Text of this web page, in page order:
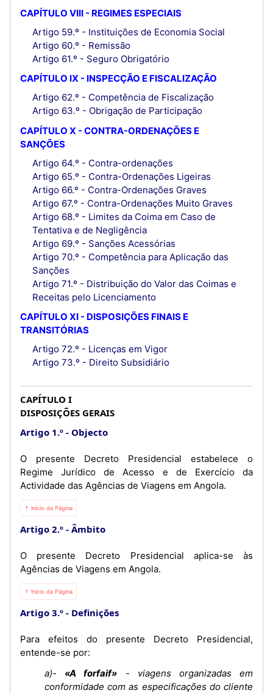
CAPÍTULO VIII - REGIMES ESPECIAIS
Artigo 59.º - Instituições de Economia Social
Artigo 60.º - Remissão
Artigo 61.º - Seguro Obrigatório
CAPÍTULO IX - INSPECÇÃO E FISCALIZAÇÃO
Artigo 62.º - Competência de Fiscalização
Artigo 63.º - Obrigação de Participação
CAPÍTULO X - CONTRA-ORDENAÇÕES E
SANÇÕES
Artigo 64.º - Contra-ordenações
Artigo 65.º - Contra-Ordenações Ligeiras
Artigo 66.º - Contra-Ordenações Graves
Artigo 67.º - Contra-Ordenações Muito Graves
Artigo 68.º - Limites da Coima em Caso de
Tentativa e de Negligência
Artigo 69.º - Sanções Acessórias
Artigo 70.º - Competência para Aplicação das
Sanções
Artigo 71.º - Distribuição do Valor das Coimas e
Receitas pelo Licenciamento
CAPÍTULO XI - DISPOSIÇÕES FINAIS E
TRANSITÓRIAS
Artigo 72.º - Licenças em Vigor
Artigo 73.º - Direito Subsidiário
CAPÍTULO I
DISPOSIÇÕES GERAIS
Artigo 1.º
Objecto
O presente Decreto Presidencial estabelece o
Regime Jurídico de Acesso e de Exercício da
Actividade das Agências de Viagens em Angola.
⇡ Início da Página
Artigo 2.º Âmbito
O presente Decreto Presidencial aplica-se às
Agências de Viagens em Angola.
⇡ Início da Página
Artigo 3.º Definições
Para efeitos do presente Decreto Presidencial,
entende-se por:
a)- «A forfaif» - viagens organizadas em
conformidade com as especificações do cliente